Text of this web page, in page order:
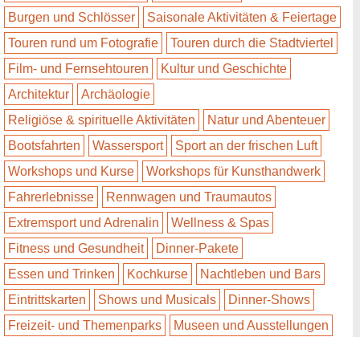
Burgen und Schlösser
Saisonale Aktivitäten & Feiertage
Touren rund um Fotografie
Touren durch die Stadtviertel
Film- und Fernsehtouren
Kultur und Geschichte
Architektur
Archäologie
Religiöse & spirituelle Aktivitäten
Natur und Abenteuer
Bootsfahrten
Wassersport
Sport an der frischen Luft
Workshops und Kurse
Workshops für Kunsthandwerk
Fahrerlebnisse
Rennwagen und Traumautos
Extremsport und Adrenalin
Wellness & Spas
Fitness und Gesundheit
Dinner-Pakete
Essen und Trinken
Kochkurse
Nachtleben und Bars
Eintrittskarten
Shows und Musicals
Dinner-Shows
Freizeit- und Themenparks
Museen und Ausstellungen